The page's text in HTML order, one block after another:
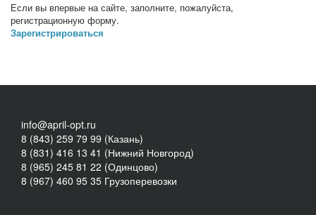
Если вы впервые на сайте, заполните, пожалуйста,
регистрационную форму.
Зарегистрироваться
info@april-opt.ru
8 (843) 259 79 99 (Казань)
8 (831) 416 13 41 (Нижний Новгород)
8 (965) 245 81 22 (Одинцово)
8 (967) 460 95 35 Грузоперевозки